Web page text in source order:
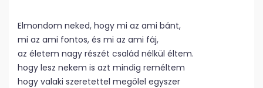
Elmondom neked, hogy mi az ami bánt,
mi az ami fontos, és mi az ami fáj,
az életem nagy részét család nélkül éltem.
hogy lesz nekem is azt mindig reméltem
hogy valaki szeretettel megölel egyszer